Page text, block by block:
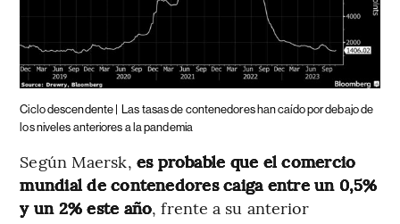
Ciclo descendente |
Las tasas de contenedores han caído por debajo de
los niveles anteriores a la pandemia
Según Maersk, es probable que el comercio
mundial de contenedores caiga entre un 0,5%
y un 2% este año, frente a su anterior